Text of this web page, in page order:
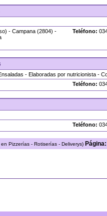
- Campana (2804) -
Teléfono:
- Elaboradas por nutricionista -
Teléfono:
Teléfono:
Pizzerías - Rotiserías - Deliverys) Página: